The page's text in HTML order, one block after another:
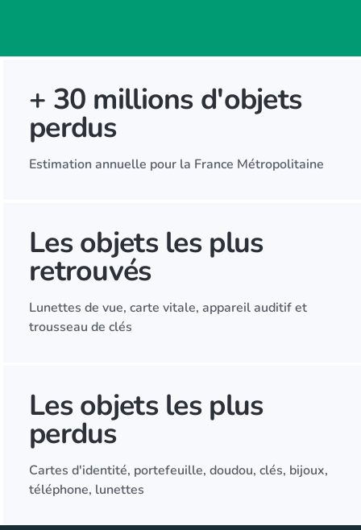
+ 30 millions d'objets
perdus
Estimation annuelle pour la France Métropolitaine
Les objets les plus
retrouvés
Lunettes de vue, carte vitale, appareil auditif et
trousseau de clés
Les objets les plus
perdus
Cartes d'identité, portefeuille, doudou, clés, bijoux,
téléphone, lunettes